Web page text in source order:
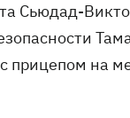
Сьюдад-
прицепом на